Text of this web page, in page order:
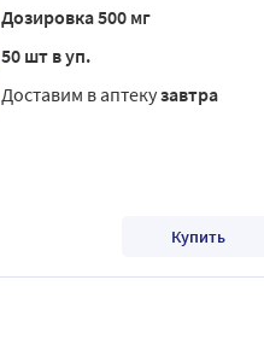
Дозировка 500 мг
50 шт в уп.
Доставим в аптекузавтра
Купить